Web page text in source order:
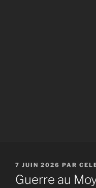
PUBLIÉ
LE
7 JUIN 2026 PAR
Guerre au